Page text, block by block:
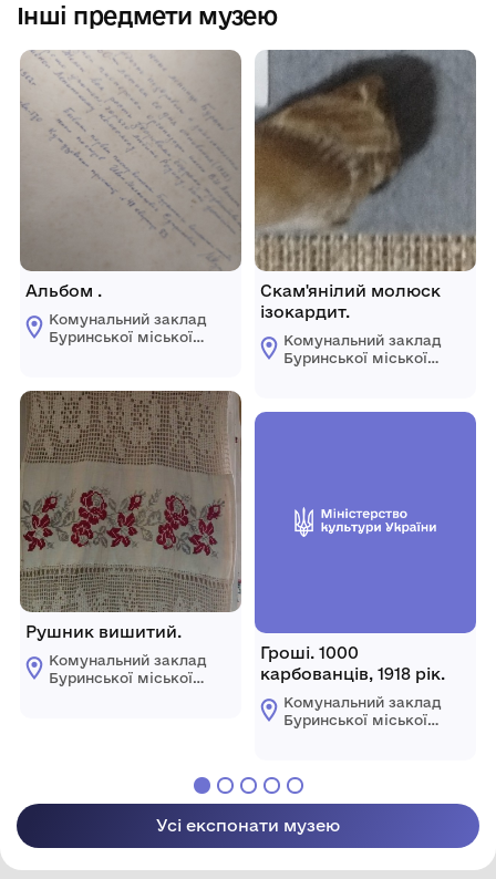
Інші предмети музею
Альбом .
Комунальний заклад
Буринської міської
імені Павла Попова"
Рушник вишитий.
Комунальний заклад
Буринської міської
Скам'янілий молюск
ізокардит.
Комунальний заклад
Буринської міської
імені Павла Попова"
Гроші. 1000
карбованців, 1918 рік.
Комунальний заклад
Буринської міської
Усі експонати музею